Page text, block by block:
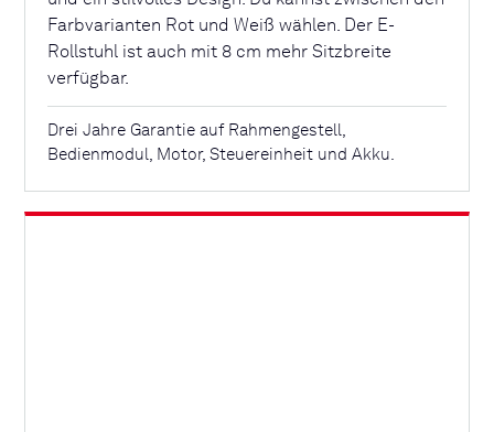
Farbvarianten Rot und Weiß wählen. Der E-
Rollstuhl ist auch mit 8 cm mehr Sitzbreite
verfügbar.
Drei Jahre Garantie auf Rahmengestell,
Bedienmodul, Motor, Steuereinheit und Akku.